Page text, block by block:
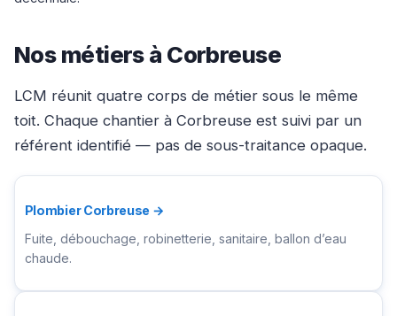
Nos métiers à Corbreuse
LCM réunit quatre corps de métier sous le même
toit. Chaque chantier à Corbreuse est suivi par un
référent identifié — pas de sous-traitance opaque.
Plombier Corbreuse →
Fuite, débouchage, robinetterie, sanitaire, ballon d’eau
chaude.